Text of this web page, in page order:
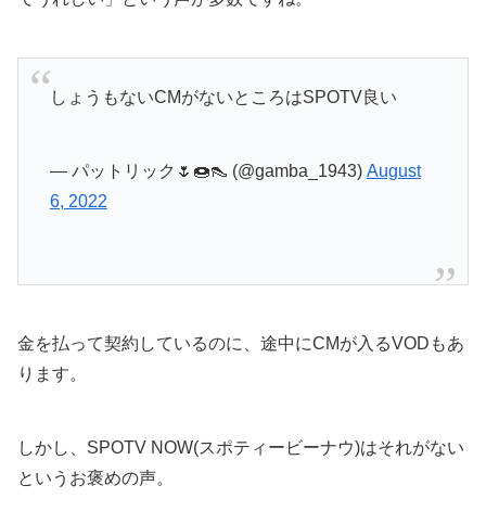
しょうもないCMがないところはSPOTV良い
— パットリック🌷🍩👠 (@gamba_1943) August
6, 2022
金を払って契約しているのに、途中にCMが入るVODもあ
ります。
しかし、SPOTV NOW(スポティービーナウ)はそれがない
というお褒めの声。